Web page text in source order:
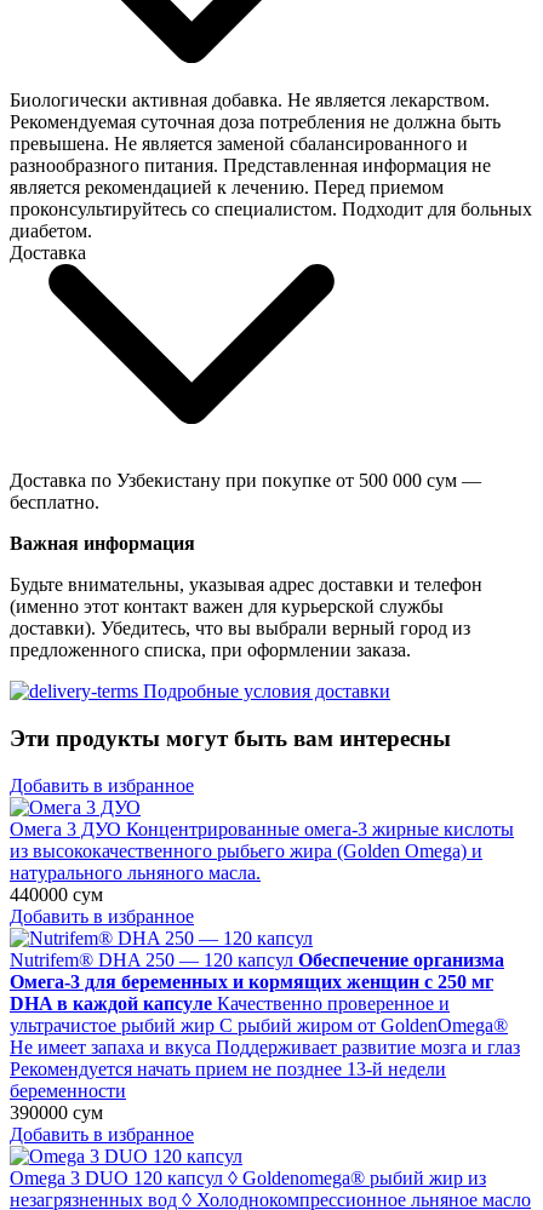
Биологически активная добавка. Не является лекарством.
Рекомендуемая суточная доза потребления не должна быть
превышена. Не является заменой сбалансированного и
разнообразного питания. Представленная информация не
является рекомендацией к лечению. Перед приемом
проконсультируйтесь со специалистом. Подходит для больных
диабетом.
Доставка
Доставка по Узбекистану при покупке от 500 000 сум —
бесплатно.
Важная информация
Будьте внимательны, указывая адрес доставки и телефон
(именно этот контакт важен для курьерской службы
доставки). Убедитесь, что вы выбрали верный город из
предложенного списка, при оформлении заказа.
Подробные условия доставки
Эти продукты могут быть вам интересны
Добавить в избранное
Омега 3 ДУО Концентрированные омега-3 жирные кислоты
из высококачественного рыбьего жира (Golden Omega) и
натурального льняного масла.
440000 сум
Добавить в избранное
Nutrifem® DHA 250 — 120 капсул Обеспечение организма
Омега-3 для беременных и кормящих женщин с 250 мг
DHA в каждой капсуле Качественно проверенное и
ультрачистое рыбий жир С рыбий жиром от GoldenOmega®
Не имеет запаха и вкуса Поддерживает развитие мозга и глаз
Рекомендуется начать прием не позднее 13-й недели
беременности
390000 сум
Добавить в избранное
Omega 3 DUO 120 капсул ◊ Goldenomega® рыбий жир из
незагрязненных вод ◊ Холоднокомпрессионное льняное масло